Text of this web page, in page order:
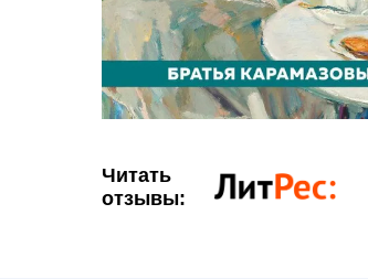
Читать
отзывы: